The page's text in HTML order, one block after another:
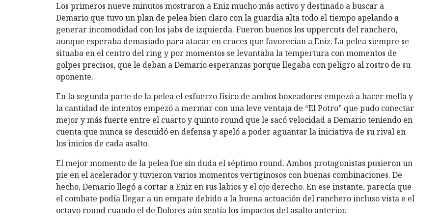
Los primeros nueve minutos mostraron a Eniz mucho más activo y destinado a buscar a
Demario que tuvo un plan de pelea bien claro con la guardia alta todo el tiempo apelando a
generar incomodidad con los jabs de izquierda. Fueron buenos los uppercuts del ranchero,
aunque esperaba demasiado para atacar en cruces que favorecían a Eniz. La pelea siempre se
situaba en el centro del ring y por momentos se levantaba la tempertura con momentos de
golpes precisos, que le deban a Demario esperanzas porque llegaba con peligro al rostro de su
oponente.
En la segunda parte de la pelea el esfuerzo físico de ambos boxeadores empezó a hacer mella y
la cantidad de intentos empezó a mermar con una leve ventaja de “El Potro” que pudo conectar
mejor y más fuerte entre el cuarto y quinto round que le sacó velocidad a Demario teniendo en
cuenta que nunca se descuidó en defensa y apeló a poder aguantar la iniciativa de su rival en
los inicios de cada asalto.
El mejor momento de la pelea fue sin duda el séptimo round. Ambos protagonistas pusieron un
pie en el acelerador y tuvieron varios momentos vertiginosos con buenas combinaciones. De
hecho, Demario llegó a cortar a Eniz en sus labios y el ojo derecho. En ese instante, parecía que
el combate podía llegar a un empate debido a la buena actuación del ranchero incluso vista e el
octavo round cuando el de Dolores aún sentía los impactos del asalto anterior.